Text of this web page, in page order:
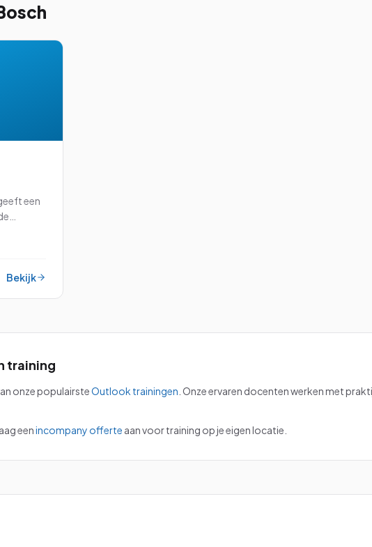
een
Bekijk
training
onze populairsteOutlook trainingen Onze ervaren docenten werken met
eenincompany offerte aan voor training op je eigen locatie.